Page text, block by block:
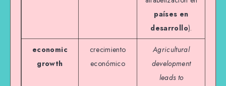
países en
desarrollo).
economic
growth
crecimiento
económico
Agricultural
development
leads to